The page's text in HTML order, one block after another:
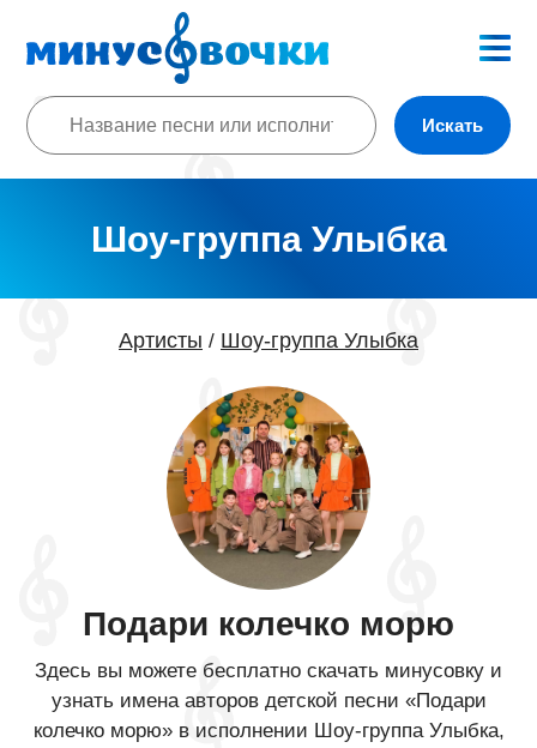
Искать
Шоу-группа Улыбка
Артисты / Шоу-группа Улыбка
Подари колечко морю
Здесь вы можете бесплатно скачать минусовку и
узнать имена авторов детской песни «Подари
колечко морю» в исполнении Шоу-группа Улыбка,